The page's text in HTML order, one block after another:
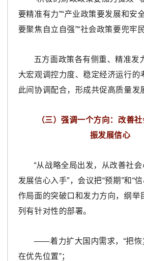
要精准有力”“产业政策要发展和安
要聚焦自立自强”“社会政策要兜牢
五方面政策各有侧重、精准发
大宏观调控力度、稳定经济运行的
此间协调配合，形成共促高质量发
（三）强调一个方向：改善
振发展信心
“从战略全局出发，从改善社
发展信心入手”，会议把“预期”和“
作局面的突破口和发力方向，纲举
列有针对性的部署。
——着力扩大国内需求，“把恢
在优先位置”；